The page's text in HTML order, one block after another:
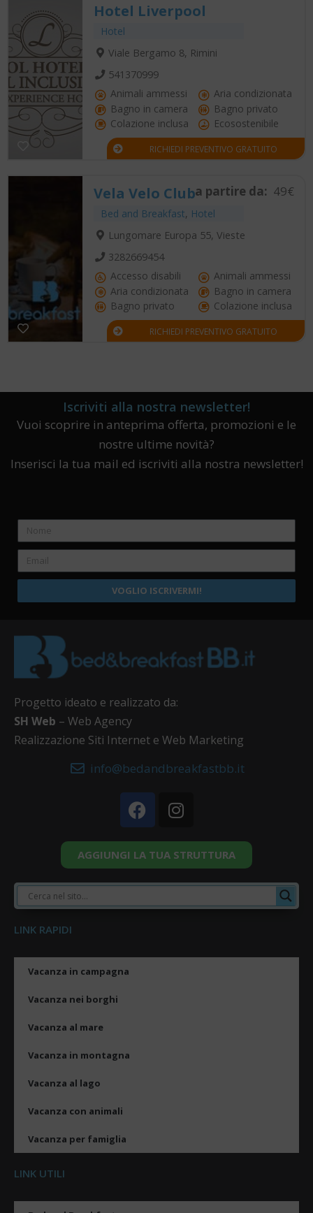
Hotel Liverpool
Hotel
Viale Bergamo 8, Rimini
541370999
Animali ammessi
Aria condizionata
Bagno in camera
Bagno privato
Colazione inclusa
Ecosostenibile
RICHIEDI PREVENTIVO GRATUITO
Vela Velo Club
Bed and Breakfast, Hotel
a partire da: 49€
Lungomare Europa 55, Vieste
3282669454
Accesso disabili
Animali ammessi
Aria condizionata
Bagno in camera
Bagno privato
Colazione inclusa
RICHIEDI PREVENTIVO GRATUITO
Iscriviti alla nostra newsletter!
Vuoi scoprire in anteprima offerta, promozioni e le
nostre ultime novità?
Inserisci la tua mail ed iscriviti alla nostra newsletter!
VOGLIO ISCRIVERMI!
Progetto ideato e realizzato da:
SH Web – Web Agency
Realizzazione Siti Internet e Web Marketing
info@bedandbreakfastbb.it
AGGIUNGI LA TUA STRUTTURA
LINK RAPIDI
Vacanza in campagna
Vacanza nei borghi
Vacanza al mare
Vacanza in montagna
Vacanza al lago
Vacanza con animali
Vacanza per famiglia
LINK UTILI